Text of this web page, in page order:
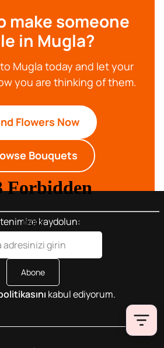
make someone
in Mugla?
Mugla today and let your
you are thinking of them.
Flowers Now
Bouquets
kaydolun:
Abone
kabul ediyorum.